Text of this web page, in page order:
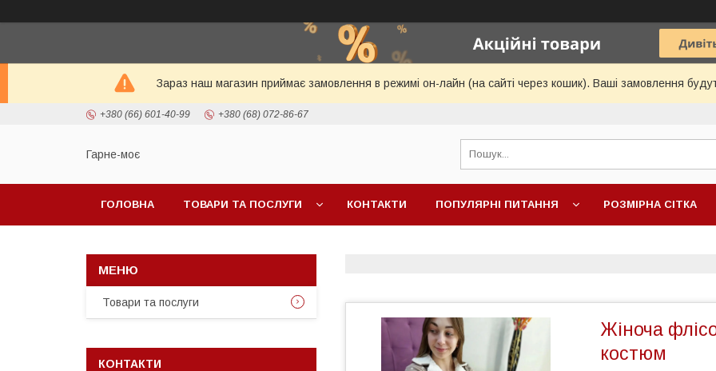
Зараз наш магазин приймає замовлення в режимі он-лайн (на сайті через кошик). Ваші замовлення
+380 (66) 601-40-99 +380 (68) 072-86-67
Гарне-моє
ГОЛОВНА ТОВАРИ ТА ПОСЛУГИ КОНТАКТИ ПОПУЛЯРНІ ПИТАННЯ РОЗМІРНА СІТКА
Жіноча
костюм
Товари та послуги
КОНТАКТИ